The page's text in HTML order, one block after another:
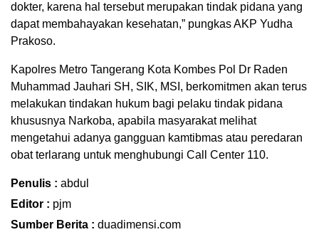
dokter, karena hal tersebut merupakan tindak pidana yang
dapat membahayakan kesehatan,” pungkas AKP Yudha
Prakoso.
Kapolres Metro Tangerang Kota Kombes Pol Dr Raden
Muhammad Jauhari SH, SIK, MSI, berkomitmen akan terus
melakukan tindakan hukum bagi pelaku tindak pidana
khususnya Narkoba, apabila masyarakat melihat
mengetahui adanya gangguan kamtibmas atau peredaran
obat terlarang untuk menghubungi Call Center 110.
Penulis : abdul
Editor : pjm
Sumber Berita : duadimensi.com